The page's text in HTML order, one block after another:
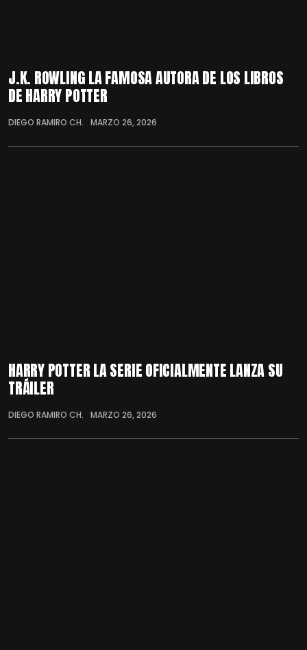
J.K. ROWLING LA FAMOSA AUTORA DE LOS LIBROS
DE HARRY POTTER
DIEGO RAMIRO CH. MARZO 26, 2026
HARRY POTTER LA SERIE OFICIALMENTE LANZA SU
TRÁILER
DIEGO RAMIRO CH. MARZO 26, 2026